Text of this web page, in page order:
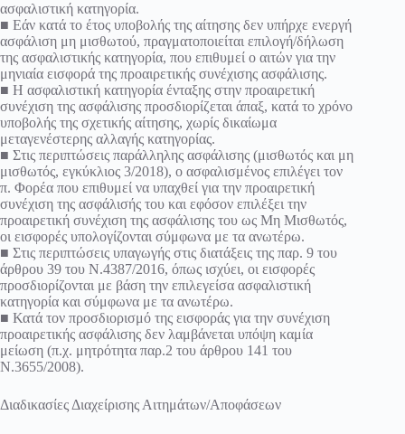
ασφαλιστική κατηγορία.
■ Εάν κατά το έτος υποβολής της αίτησης δεν υπήρχε ενεργή
ασφάλιση μη μισθωτού, πραγματοποιείται επιλογή/δήλωση
της ασφαλιστικής κατηγορία, που επιθυμεί ο αιτών για την
μηνιαία εισφορά της προαιρετικής συνέχισης ασφάλισης.
■ Η ασφαλιστική κατηγορία ένταξης στην προαιρετική
συνέχιση της ασφάλισης προσδιορίζεται άπαξ, κατά το χρόνο
υποβολής της σχετικής αίτησης, χωρίς δικαίωμα
μεταγενέστερης αλλαγής κατηγορίας.
■ Στις περιπτώσεις παράλληλης ασφάλισης (μισθωτός και μη
μισθωτός, εγκύκλιος 3/2018), ο ασφαλισμένος επιλέγει τον
π. Φορέα που επιθυμεί να υπαχθεί για την προαιρετική
συνέχιση της ασφάλισής του και εφόσον επιλέξει την
προαιρετική συνέχιση της ασφάλισης του ως Μη Μισθωτός,
οι εισφορές υπολογίζονται σύμφωνα με τα ανωτέρω.
■ Στις περιπτώσεις υπαγωγής στις διατάξεις της παρ. 9 του
άρθρου 39 του Ν.4387/2016, όπως ισχύει, οι εισφορές
προσδιορίζονται με βάση την επιλεγείσα ασφαλιστική
κατηγορία και σύμφωνα με τα ανωτέρω.
■ Κατά τον προσδιορισμό της εισφοράς για την συνέχιση
προαιρετικής ασφάλισης δεν λαμβάνεται υπόψη καμία
μείωση (π.χ. μητρότητα παρ.2 του άρθρου 141 του
Ν.3655/2008).
Διαδικασίες Διαχείρισης Αιτημάτων/Αποφάσεων